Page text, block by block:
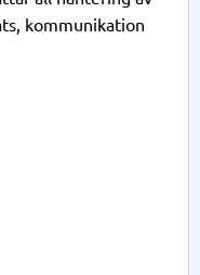
kommunikation